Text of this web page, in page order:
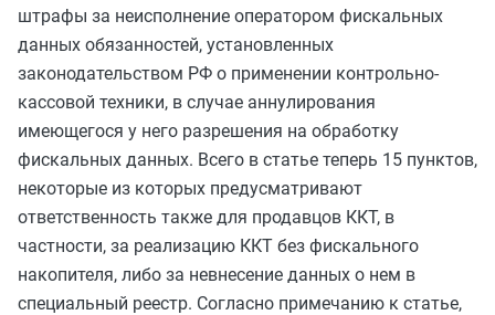
штрафы за неисполнение оператором фискальных
данных обязанностей, установленных
законодательством РФ о применении контрольно-
кассовой техники, в случае аннулирования
имеющегося у него разрешения на обработку
фискальных данных. Всего в статье теперь 15 пунктов,
некоторые из которых предусматривают
ответственность также для продавцов ККТ, в
частности, за реализацию ККТ без фискального
накопителя, либо за невнесение данных о нем в
специальный реестр. Согласно примечанию к статье,